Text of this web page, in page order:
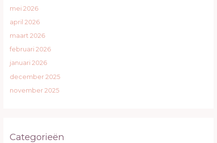
mei 2026
april 2026
maart 2026
februari 2026
januari 2026
december 2025
november 2025
Categorieën